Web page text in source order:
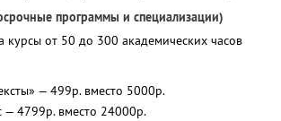
программы и специализации)
курсы от 50 до 300 академических часов
— 499р. вместо 5000р.
— 4799р. вместо 24000р.